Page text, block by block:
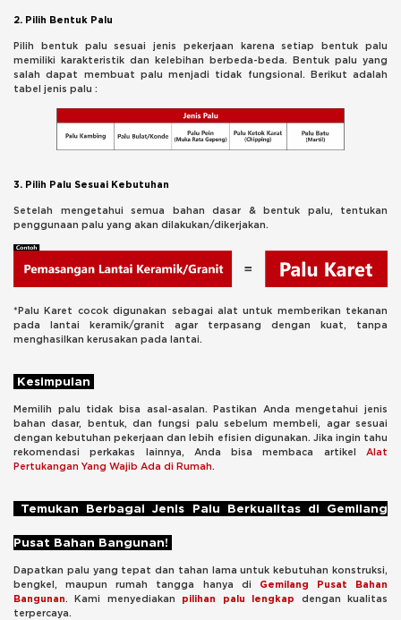
2. Pilih Bentuk Palu
Pilih bentuk palu sesuai jenis pekerjaan karena setiap bentuk palu
memiliki karakteristik dan kelebihan berbeda-beda. Bentuk palu yang
salah dapat membuat palu menjadi tidak fungsional. Berikut adalah
tabel jenis palu :
3. Pilih Palu Sesuai Kebutuhan
Setelah mengetahui semua bahan dasar & bentuk palu, tentukan
penggunaan palu yang akan dilakukan/dikerjakan.
*Palu Karet cocok digunakan sebagai alat untuk memberikan tekanan
pada lantai keramik/granit agar terpasang dengan kuat, tanpa
menghasilkan kerusakan pada lantai.
Kesimpulan
Memilih palu tidak bisa asal-asalan. Pastikan Anda mengetahui jenis
bahan dasar, bentuk, dan fungsi palu sebelum membeli, agar sesuai
dengan kebutuhan pekerjaan dan lebih efisien digunakan. Jika ingin tahu
rekomendasi perkakas lainnya, Anda bisa membaca artikel Alat
Pertukangan Yang Wajib Ada di Rumah.
Temukan Berbagai Jenis Palu Berkualitas di Gemilang
Pusat Bahan Bangunan!
Dapatkan palu yang tepat dan tahan lama untuk kebutuhan konstruksi,
bengkel, maupun rumah tangga hanya di Gemilang Pusat Bahan
Bangunan. Kami menyediakan pilihan palu lengkap dengan kualitas
terpercaya.